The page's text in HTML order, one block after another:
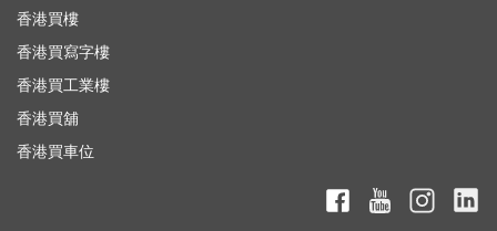
香港買樓
香港買寫字樓
香港買工業樓
香港買舖
香港買車位